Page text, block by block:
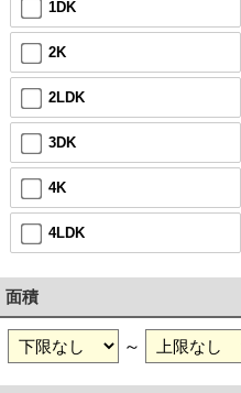
1DK
2K
2LDK
3DK
4K
4LDK
面積
～